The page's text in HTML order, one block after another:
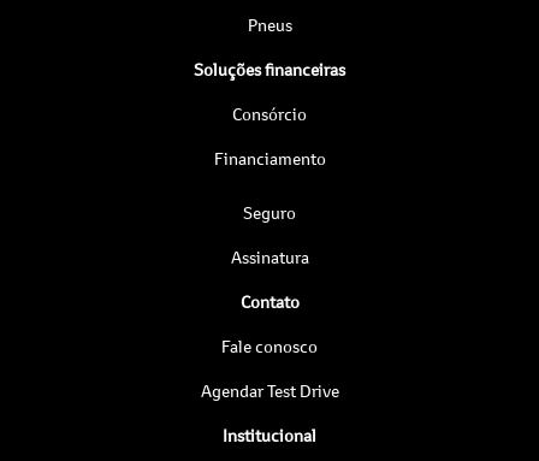
Pneus
Soluções financeiras
Consórcio
Financiamento
Seguro
Assinatura
Contato
Fale conosco
Agendar Test Drive
Institucional